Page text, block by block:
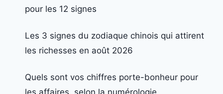
pour les 12 signes
Les 3 signes du zodiaque chinois qui attirent
les richesses en août 2026
Quels sont vos chiffres porte-bonheur pour